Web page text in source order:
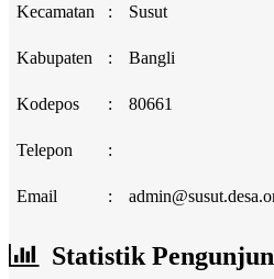
Kecamatan : Susut
Kabupaten : Bangli
Kodepos : 80661
Telepon :
Email :
Statistik